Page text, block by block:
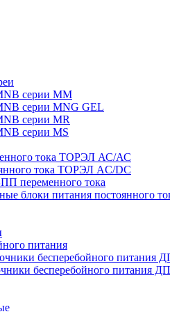
серии MM
серии MNG GEL
серии MR
серии MS
тока ТОРЭЛ АС/АС
тока ТОРЭЛ AC/DC
переменного тока
блоки питания постоянного
питания
бесперебойного питания
бесперебойного питания